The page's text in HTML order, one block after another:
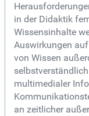
in der Didaktik
Wissensinhalte
Auswirkungen
von Wissen
multimedialer
an zeitlicher